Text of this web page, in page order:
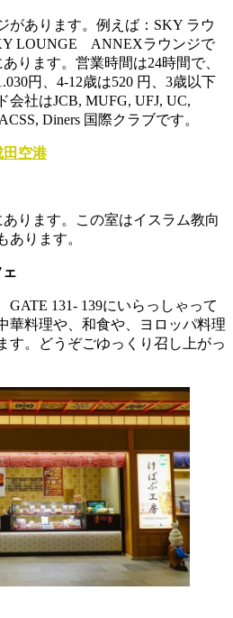
があります。例えば：SKY ラウ
LOUNGE ANNEXラウンジで
ります。営業時間は24時間で、
円、4-12歳は520 円、3歳以下
会社はJCB, MUFG, UFJ, UC,
Diners 国際クラブです。
田空港
ります。この室はイスラム教向
あります。
131- 139にいらっしゃって
華料理や、和食や、ヨロッパ料理
す。どうぞごゆっくり召し上がっ